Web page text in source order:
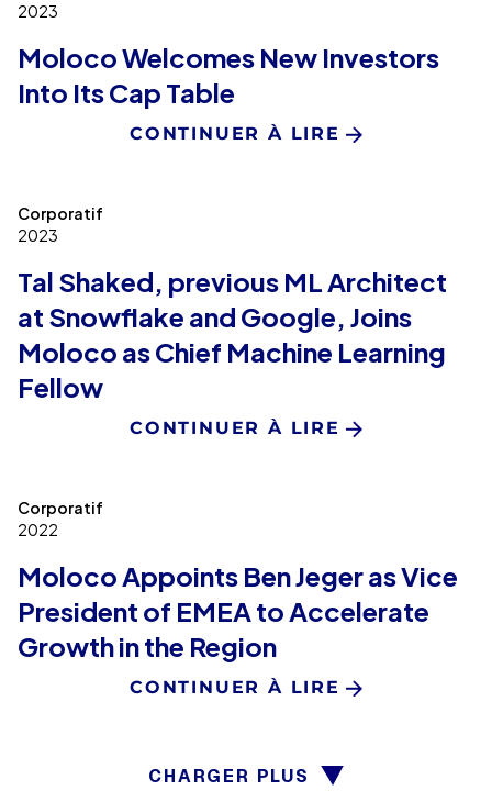
2023
Moloco Welcomes New Investors
Into Its Cap Table
CONTINUER À LIRE
Corporatif
2023
Tal Shaked, previous ML Architect
at Snowflake and Google, Joins
Moloco as Chief Machine Learning
Fellow
CONTINUER À LIRE
Corporatif
2022
Moloco Appoints Ben Jeger as Vice
President of EMEA to Accelerate
Growth in the Region
CONTINUER À LIRE
CHARGER PLUS